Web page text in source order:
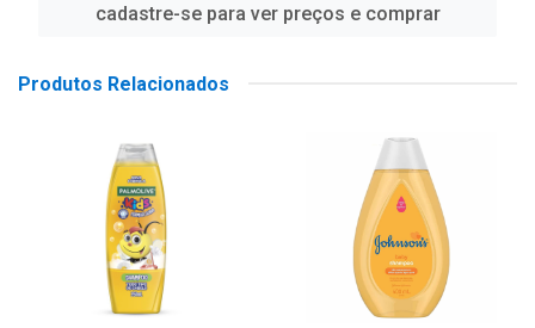
cadastre-se para ver preços e comprar
Produtos Relacionados